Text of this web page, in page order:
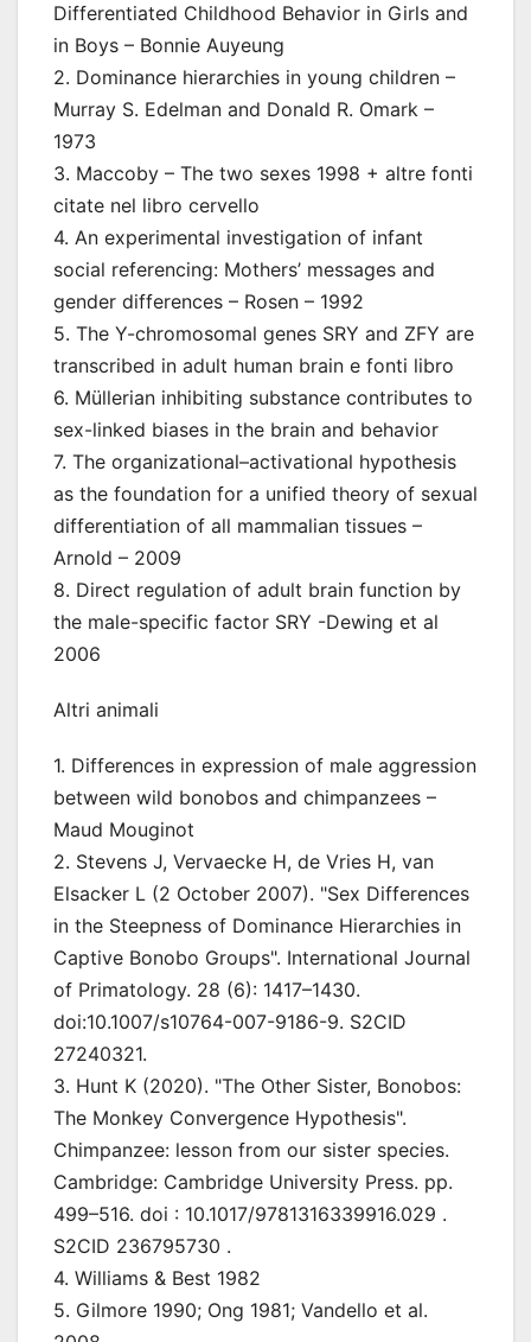
Differentiated Childhood Behavior in Girls and
in Boys – Bonnie Auyeung
2. Dominance hierarchies in young children –
Murray S. Edelman and Donald R. Omark –
1973
3. Maccoby – The two sexes 1998 + altre fonti
citate nel libro cervello
4. An experimental investigation of infant
social referencing: Mothers’ messages and
gender differences – Rosen – 1992
5. The Y-chromosomal genes SRY and ZFY are
transcribed in adult human brain e fonti libro
6. Müllerian inhibiting substance contributes to
sex-linked biases in the brain and behavior
7. The organizational–activational hypothesis
as the foundation for a unified theory of sexual
differentiation of all mammalian tissues –
Arnold – 2009
8. Direct regulation of adult brain function by
the male-specific factor SRY -Dewing et al
2006
Altri animali
1. Differences in expression of male aggression
between wild bonobos and chimpanzees –
Maud Mouginot
2. Stevens J, Vervaecke H, de Vries H, van
Elsacker L (2 October 2007). "Sex Differences
in the Steepness of Dominance Hierarchies in
Captive Bonobo Groups". International Journal
of Primatology. 28 (6): 1417–1430.
doi:10.1007/s10764-007-9186-9. S2CID
27240321.
3. Hunt K (2020). "The Other Sister, Bonobos:
The Monkey Convergence Hypothesis".
Chimpanzee: lesson from our sister species.
Cambridge: Cambridge University Press. pp.
499–516. doi : 10.1017/9781316339916.029 .
S2CID 236795730 .
4. Williams & Best 1982
5. Gilmore 1990; Ong 1981; Vandello et al.